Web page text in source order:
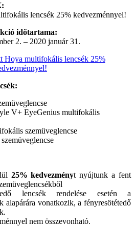
lencsék 25% kedvezménnyel!
időtartama:
2. – 2020 január 31.
V+ EyeGenius multifokális
szemüveglencse
25% kedvezményt nyújtunk a fent
lencsék rendelése esetén a
alapárára vonatkozik, a fényresötétedő
nem összevonható.